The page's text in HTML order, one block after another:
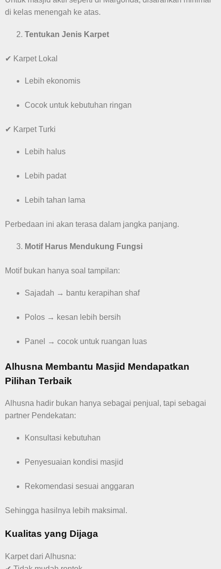
di kelas menengah ke atas.
Tentukan Jenis Karpet
✔ Karpet Lokal
Lebih ekonomis
Cocok untuk kebutuhan ringan
✔ Karpet Turki
Lebih halus
Lebih padat
Lebih tahan lama
Perbedaan ini akan terasa dalam jangka panjang.
Motif Harus Mendukung Fungsi
Motif bukan hanya soal tampilan:
Sajadah → bantu kerapihan shaf
Polos → kesan lebih bersih
Panel → cocok untuk ruangan luas
Alhusna Membantu Masjid Mendapatkan
Pilihan Terbaik
Alhusna hadir bukan hanya sebagai penjual, tapi sebagai
partner Pendekatan:
Konsultasi kebutuhan
Penyesuaian kondisi masjid
Rekomendasi sesuai anggaran
Sehingga hasilnya lebih maksimal.
Kualitas yang Dijaga
Karpet dari Alhusna: